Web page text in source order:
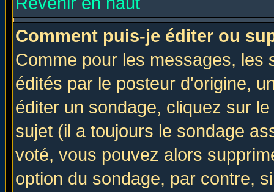
Comment puis-je éditer ou
Comme pour les messages, les
édités par le posteur d'origine,
éditer un sondage, cliquez sur
sujet (il a toujours le sondage
voté, vous pouvez alors
option du sondage, par contre,